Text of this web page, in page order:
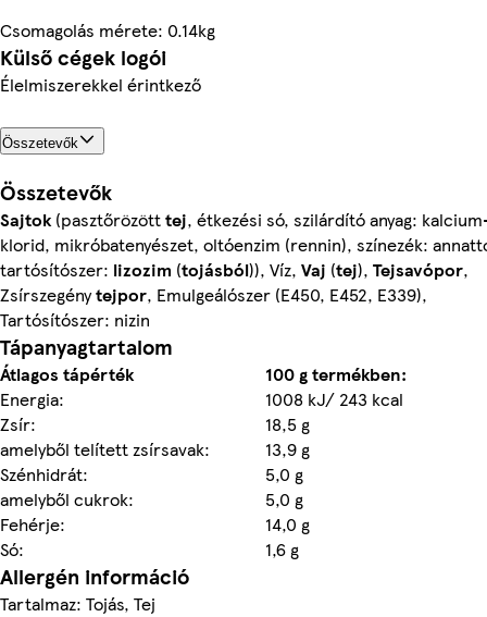
Csomagolás mérete: 0.14kg
Külső cégek logói
Élelmiszerekkel érintkező
Összetevők
Összetevők
Sajtok(pasztőrözötttej, étkezési só, szilárdító anyag:
klorid, mikróbatenyészet, oltóenzim (rennin), színezék:
tartósítószer: lizozim (tojásból)), Víz, Vaj (tej), Tejsavópor,
Zsírszegénytejpor, Emulgeálószer (E450, E452, E339),
Tartósítószer: nizin
Tápanyagtartalom
Átlagos tápérték
100 g termékben:
Energia:
1008 kJ/ 243 kcal
Zsír:
18,5 g
amelyből telített zsírsavak:
13,9 g
Szénhidrát:
5,0 g
amelyből cukrok:
5,0 g
Fehérje:
14,0 g
Só:
1,6 g
Allergén információ
Tartalmaz: Tojás, Tej